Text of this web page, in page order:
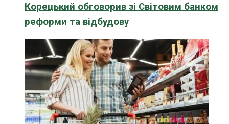
Корецький обговорив зі Світовим банком
реформи та відбудову